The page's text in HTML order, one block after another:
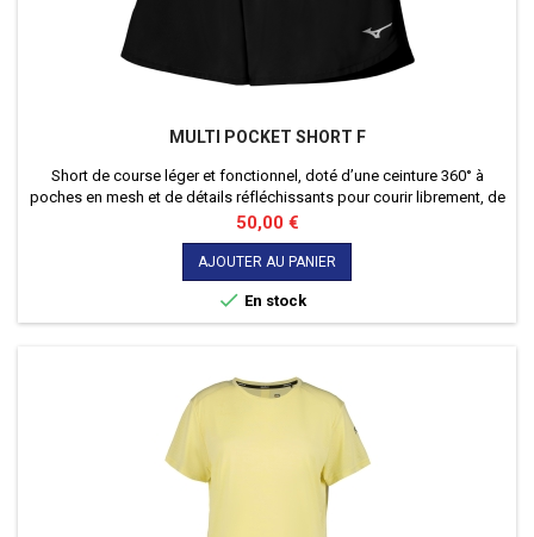
MULTI POCKET SHORT F
Short de course léger et fonctionnel, doté d’une ceinture 360° à
poches en mesh et de détails réfléchissants pour courir librement, de
jour comme de nuit.
Prix
50,00 €
AJOUTER AU PANIER
 En stock